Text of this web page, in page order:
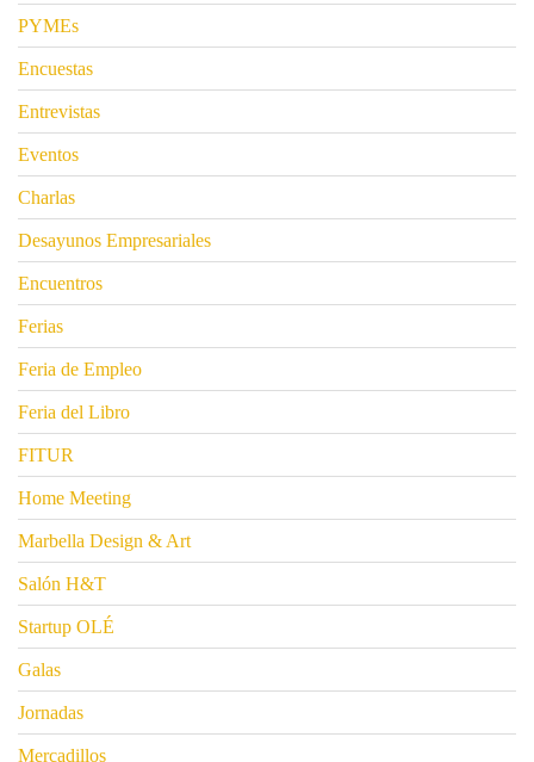
PYMEs
Encuestas
Entrevistas
Eventos
Charlas
Desayunos Empresariales
Encuentros
Ferias
Feria de Empleo
Feria del Libro
FITUR
Home Meeting
Marbella Design & Art
Salón H&T
Startup OLÉ
Galas
Jornadas
Mercadillos